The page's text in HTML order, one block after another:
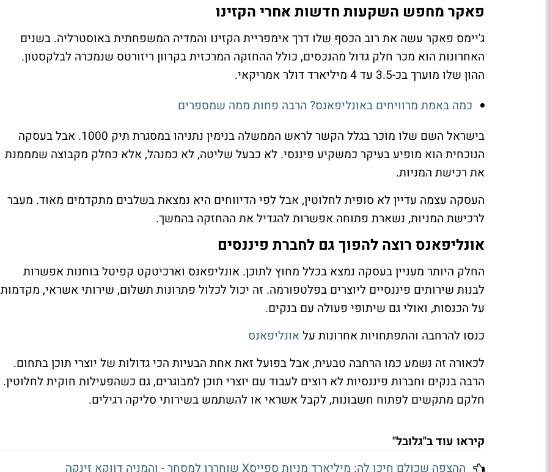
פאקר מחפש השקעות חדשות אחרי הקזינו
ג'יימס פאקר עשה את רוב הכסף שלו דרך אימפריית הקזינו והמדיה המשפחתית באוסטרליה. בשנים
האחרונות הוא מכר חלק גדול מהנכסים, כולל ההחזקה המרכזית בקרוון ריזורטס שנמכרה לבלקסטון.
ההון שלו מוערך בכ-3.5 עד 4 מיליארד דולר אמריקאי.
כמה באמת מרוויחים באונליפאנס? הרבה פחות ממה שמספרים
בישראל השם שלו מוכר בגלל הקשר לראש הממשלה בנימין נתניהו במסגרת תיק 1000. אבל בעסקה
הנוכחית הוא מופיע בעיקר כמשקיע פיננסי. לא כבעל שליטה, לא כמנהל, אלא כחלק מקבוצה שמממנת
את רכישת המניות.
העסקה עצמה עדיין לא סופית לחלוטין, אבל לפי הדיווחים היא נמצאת בשלבים מתקדמים מאוד. מעבר
לרכישת המניות, נשארת פתוחה אפשרות להגדיל את ההחזקה בהמשך.
אונליפאנס רוצה להפוך גם לחברת פיננסים
החלק היותר מעניין בעסקה נמצא בכלל מחוץ לתוכן. אונליפאנס וארכיטקט קפיטל בוחנות אפשרות
לבנות שירותים פיננסיים ליוצרים בפלטפורמה. זה יכול לכלול פתרונות תשלום, שירותי אשראי, מקדמות
על הכנסות, ואולי גם שיתופי פעולה עם בנקים.
כנסו להרחבה והתפתחויות אחרונות על אונליפאנס
לכאורה זה נשמע כמו הרחבה טבעית, אבל בפועל זאת אחת הבעיות הכי גדולות של יוצרי תוכן בתחום.
הרבה בנקים וחברות פיננסיות לא רוצים לעבוד עם יוצרי תוכן למבוגרים, גם כשהפעילות חוקית לחלוטין.
חלקם מתקשים לפתוח חשבונות, לקבל אשראי או להשתמש בשירותי סליקה רגילים.
קיראו עוד ב"גלובל"
ההצפה שכולם חיכו לה: מיליארד מניות ספייסX שוחררו למסחר - והמניה דווקא זינקה